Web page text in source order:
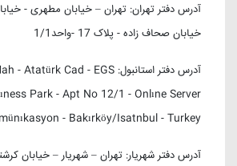
آدرس دفتر تهران: تهران – خیابان مطهری -
خیابان صحاف زاده - پلاک 17 -واحد1/1
آدرس دفتر استانبول: - Atatürk Cad - EGS
Park - Apt No 12/1 - Onlıne Server
- Bakırköy/Isatnbul - Turkey
آدرس دفتر شهریار: